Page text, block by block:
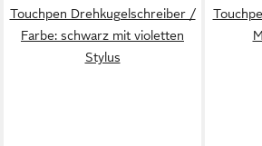
Touchpen Drehkugelschreiber /
Farbe: schwarz mit violetten
Stylus